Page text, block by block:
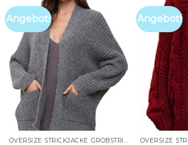
Angebot!
OVERSIZE STRICKJACKE GROBSTRICK
Angebot!